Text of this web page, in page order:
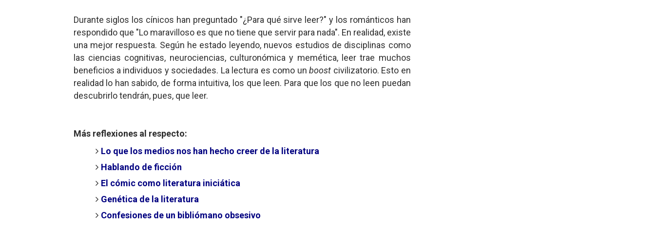
Durante siglos los cínicos han preguntado "¿Para qué sirve leer?" y los románticos han
respondido que "Lo maravilloso es que no tiene que servir para nada". En realidad, existe
una mejor respuesta. Según he estado leyendo, nuevos estudios de disciplinas como
las ciencias cognitivas, neurociencias, culturonómica y memética, leer trae muchos
beneficios a individuos y sociedades. La lectura es como unboost civilizatorio. Esto en
realidad lo han sabido, de forma intuitiva, los que leen. Para que los que no leen puedan
descubrirlo tendrán, pues, que leer.
Más reflexiones al respecto:
Lo que los medios nos han hecho creer de la literatura
Hablando de ficción
El cómic como literatura iniciática
Genética de la literatura
Confesiones de un bibliómano obsesivo